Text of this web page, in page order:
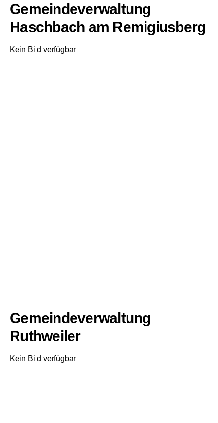
Gemeindeverwaltung
Haschbach am Remigiusberg
Kein Bild verfügbar
Gemeindeverwaltung
Ruthweiler
Kein Bild verfügbar